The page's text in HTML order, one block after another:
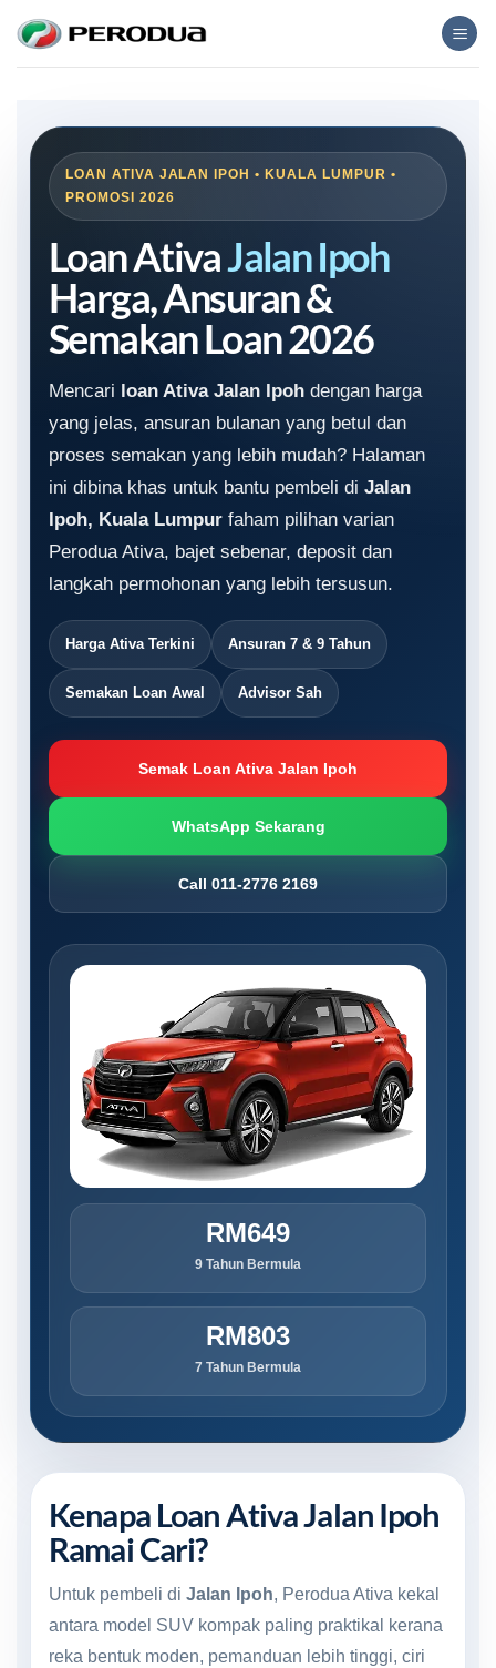
content
LOAN ATIVA JALAN IPOH • KUALA LUMPUR •
PROMOSI 2026
Loan AtivaJalan Ipoh
Harga, Ansuran &
Semakan Loan 2026
Mencari loan Ativa Jalan Ipoh dengan harga
yang jelas, ansuran bulanan yang betul dan
proses semakan yang lebih mudah? Halaman
ini dibina khas untuk bantu pembeli di Jalan
Ipoh, Kuala Lumpur faham pilihan varian
Perodua Ativa, bajet sebenar, deposit dan
langkah permohonan yang lebih tersusun.
Harga Ativa Terkini Ansuran 7 & 9 Tahun
Semakan Loan Awal Advisor Sah
Semak Loan Ativa Jalan Ipoh
WhatsApp Sekarang
Call 011-2776 2169
RM649
9 Tahun Bermula
RM803
7 Tahun Bermula
Kenapa Loan Ativa Jalan Ipoh
Ramai Cari?
Untuk pembeli di Jalan Ipoh, Perodua Ativa kekal
antara model SUV kompak paling praktikal kerana
reka bentuk moden, pemanduan lebih tinggi, ciri